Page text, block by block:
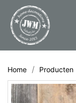
Home Producten